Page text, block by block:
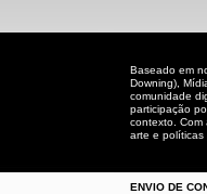
Baseado em
Downing),
comunidade
participação
contexto. Com
arte e políticas
ENVIO DE